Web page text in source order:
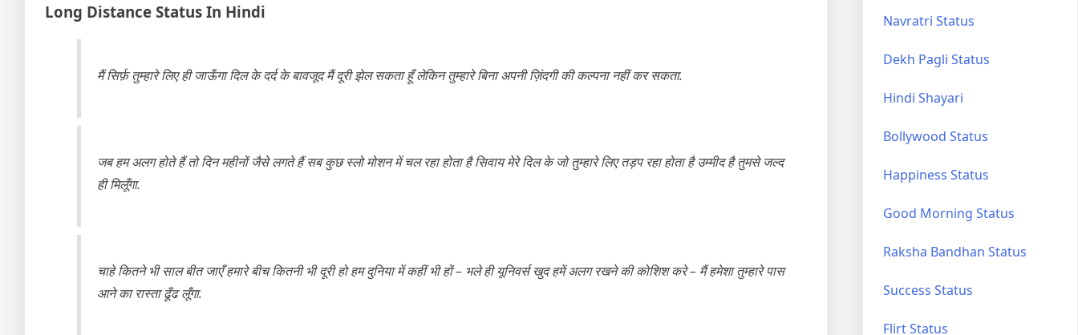
Long Distance Status In Hindi
मैं सिर्फ़ तुम्हारे लिए ही जाऊँगा दिल के दर्द के बावजूद मैं दूरी झेल सकता हूँ लेकिन तुम्हारे बिना अपनी ज़िंदगी की कल्पना नहीं कर सकता.
जब हम अलग होते हैं तो दिन महीनों जैसे लगते हैं सब कुछ स्लो मोशन में चल रहा होता है सिवाय मेरे दिल के जो तुम्हारे लिए तड़प रहा होता है उम्मीद है तुमसे जल्द
ही मिलूँगा.
चाहे कितने भी साल बीत जाएँ हमारे बीच कितनी भी दूरी हो हम दुनिया में कहीं भी हों – भले ही यूनिवर्स खुद हमें अलग रखने की कोशिश करे – मैं हमेशा तुम्हारे पास
आने का रास्ता ढूँढ लूँगा.
Navratri Status
Dekh Pagli Status
Hindi Shayari
Bollywood Status
Happiness Status
Good Morning Status
Raksha Bandhan Status
Success Status
Flirt Status